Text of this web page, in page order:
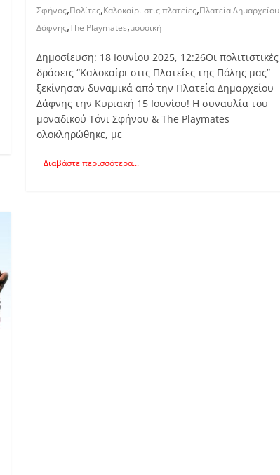
Σφήνος,Πολίτες,Καλοκαίρι στις πλατείες,Πλατεία Δημαρχείου
Δάφνης,The Playmates,μουσική
Δημοσίευση: 18 Ιουνίου 2025, 12:26Οι πολιτιστικές
δράσεις “Καλοκαίρι στις Πλατείες της Πόλης μας”
ξεκίνησαν δυναμικά από την Πλατεία Δημαρχείου
Δάφνης την Κυριακή 15 Ιουνίου! Η συναυλία του
μοναδικού Τόνι Σφήνου & The Playmates
ολοκληρώθηκε, με
Διαβάστε περισσότερα...